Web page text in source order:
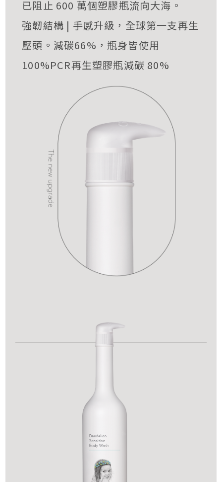
已阻止 600 萬個塑膠瓶流向大海。
強韌結構 | 手感升級，全球第一支再生
壓頭。減碳66%，瓶身皆使用
100%PCR再生塑膠瓶減碳 80%